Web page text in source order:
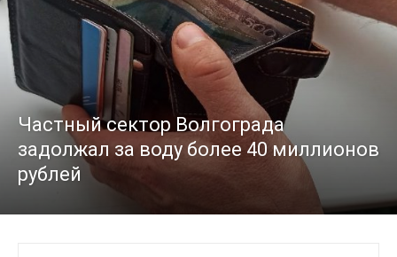
Частный сектор Волгограда
задолжал за воду более 40 миллионов
рублей